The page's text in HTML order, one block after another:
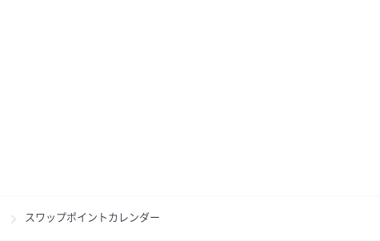
スワップポイントカレンダー